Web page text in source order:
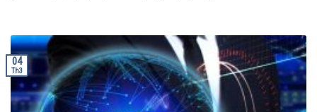
04
Th3